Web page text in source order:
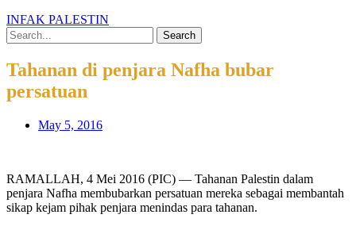
INFAK PALESTIN
Search
Tahanan di penjara Nafha bubar
persatuan
May 5, 2016
RAMALLAH, 4 Mei 2016 (PIC) — Tahanan Palestin dalam
penjara Nafha membubarkan persatuan mereka sebagai membantah
sikap kejam pihak penjara menindas para tahanan.